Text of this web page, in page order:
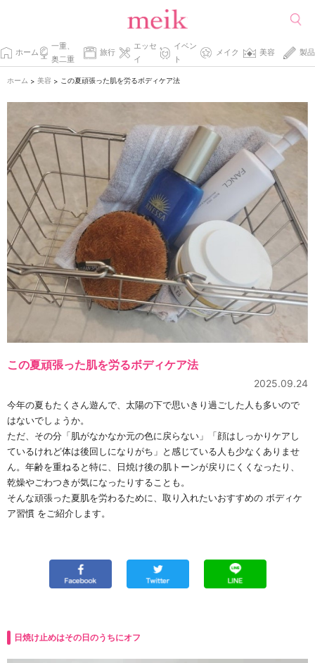
ホーム
一重、
奥二重
旅行
エッセ
イ
イベン
ト
メイク 美容 製品
ホーム > 美容 > この夏頑張った肌を労るボディケア法
この夏頑張った肌を労るボディケア法
2025.09.24
今年の夏もたくさん遊んで、太陽の下で思いきり過ごした人も多いので
はないでしょうか。
ただ、その分「肌がなかなか元の色に戻らない」「顔はしっかりケアし
ているけれど体は後回しになりがち」と感じている人も少なくありませ
ん。年齢を重ねると特に、日焼け後の肌トーンが戻りにくくなったり、
乾燥やごわつきが気になったりすることも。
そんな頑張った夏肌を労わるために、取り入れたいおすすめの ボディケ
ア習慣 をご紹介します。
日焼け止めはその日のうちにオフ